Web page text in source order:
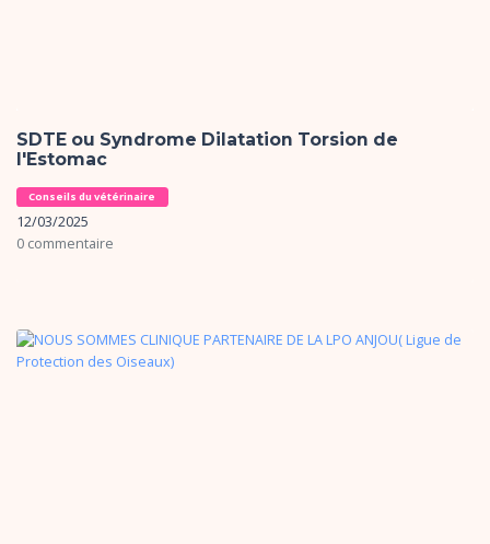
SDTE ou Syndrome Dilatation Torsion de
l'Estomac
Conseils du vétérinaire
12/03/2025
0 commentaire